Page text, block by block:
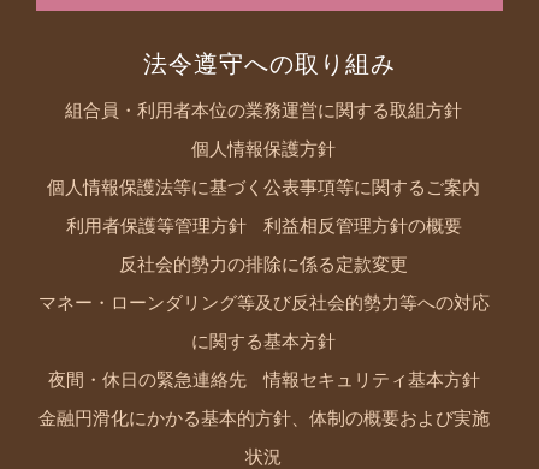
法令遵守への取り組み
組合員・利用者本位の業務運営に関する取組方針
個人情報保護方針
個人情報保護法等に基づく公表事項等に関するご案内
利用者保護等管理方針 利益相反管理方針の概要
反社会的勢力の排除に係る定款変更
マネー・ローンダリング等及び反社会的勢力等への対応
に関する基本方針
夜間・休日の緊急連絡先 情報セキュリティ基本方針
金融円滑化にかかる基本的方針、体制の概要および実施
状況